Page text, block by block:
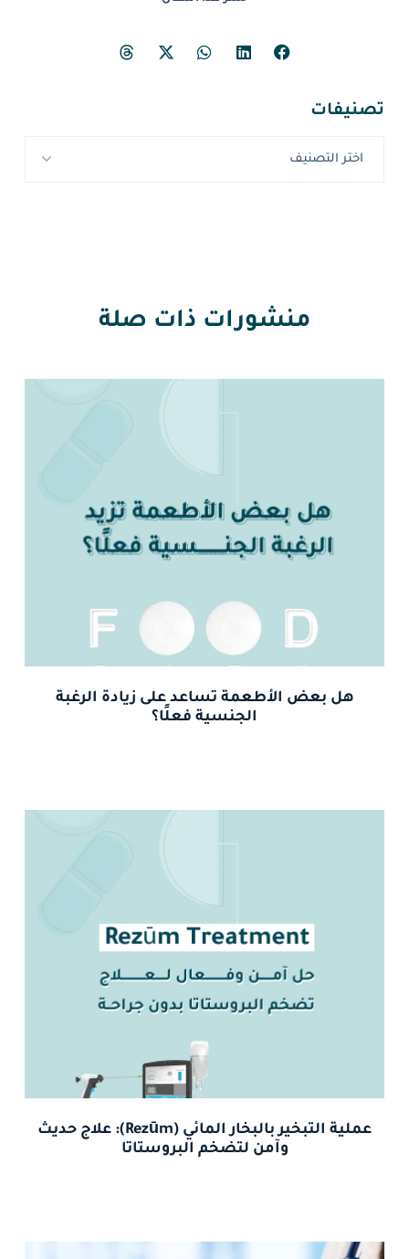
تصنيفات
اختر التصنيف
منشورات ذات صلة
هل بعض الأطعمة تساعد على زيادة الرغبة
الجنسية فعلًا؟
عملية التبخير بالبخار المائي (Rezūm): علاج حديث
وآمن لتضخم البروستاتا